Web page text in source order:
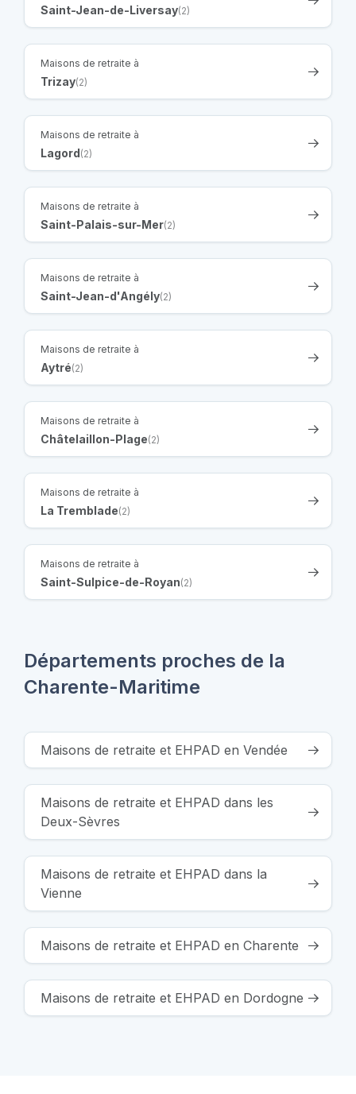
Saint-Jean-de-Liversay(2)
Maisons de retraite à
Trizay(2)
Maisons de retraite à
Lagord(2)
Maisons de retraite à
Saint-Palais-sur-Mer(2)
Maisons de retraite à
Saint-Jean-d'Angély(2)
Maisons de retraite à
Aytré(2)
Maisons de retraite à
Châtelaillon-Plage(2)
Maisons de retraite à
La Tremblade(2)
Maisons de retraite à
Saint-Sulpice-de-Royan(2)
Départements proches de la
Charente-Maritime
Maisons de retraite et EHPAD en Vendée
Maisons de retraite et EHPAD dans les
Deux-Sèvres
Maisons de retraite et EHPAD dans la
Vienne
Maisons de retraite et EHPAD en Charente
Maisons de retraite et EHPAD en Dordogne